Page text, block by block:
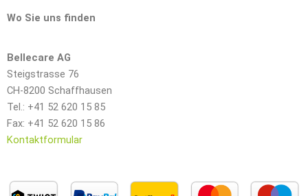
Wo Sie uns finden
Bellecare AG
Steigstrasse 76
CH-8200 Schaffhausen
Tel.: +41 52 620 15 85
Fax: +41 52 620 15 86
Kontaktformular